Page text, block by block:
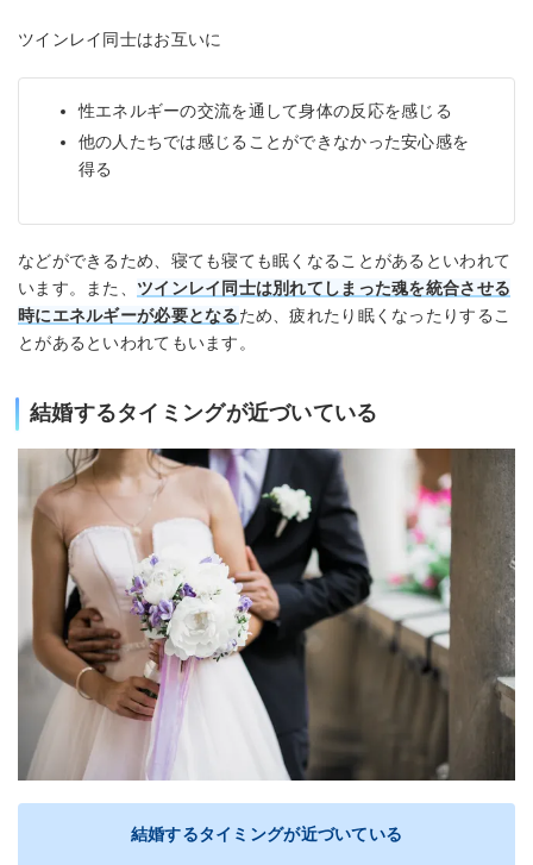
ツインレイ同士はお互いに
性エネルギーの交流を通して身体の反応を感じる
他の人たちでは感じることができなかった安心感を
得る
などができるため、寝ても寝ても眠くなることがあるといわれて
います。また、 ツインレイ同士は別れてしまった魂を統合させる
時にエネルギーが必要となるため、疲れたり眠くなったりするこ
とがあるといわれてもいます。
結婚するタイミングが近づいている
結婚するタイミングが近づいている